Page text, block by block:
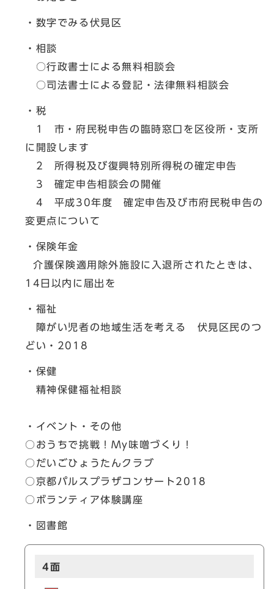
・数字でみる伏見区
・相談
○行政書士による無料相談会
○司法書士による登記・法律無料相談会
・税
1 市・府民税申告の臨時窓口を区役所・支所
に開設します
2 所得税及び復興特別所得税の確定申告
3 確定申告相談会の開催
4 平成30年度 確定申告及び市府民税申告の
変更点について
・保険年金
介護保険適用除外施設に入退所されたときは、
14日以内に届出を
・福祉
障がい児者の地域生活を考える 伏見区民のつ
どい・2018
・保健
精神保健福祉相談
・イベント・その他
○おうちで挑戦！My味噌づくり！
○だいごひょうたんクラブ
○京都パルスプラザコンサート2018
○ボランティア体験講座
・図書館
4面